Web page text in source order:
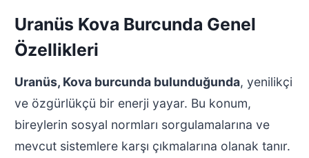
Uranüs Kova Burcunda Genel
Özellikleri
Uranüs, Kova burcunda bulunduğunda, yenilikçi
ve özgürlükçü bir enerji yayar. Bu konum,
bireylerin sosyal normları sorgulamalarına ve
mevcut sistemlere karşı çıkmalarına olanak tanır.